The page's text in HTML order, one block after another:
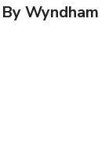
Wyndham